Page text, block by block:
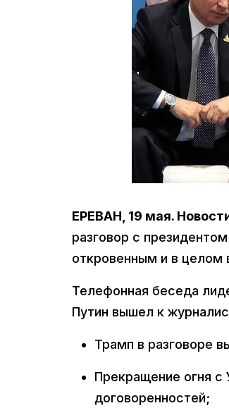
ЕРЕВАН, 19 мая.
разговор с
откровенным и в целом
Телефонная беседа
Путин вышел к
Трамп в разговоре
Прекращение огня
договоренностей;